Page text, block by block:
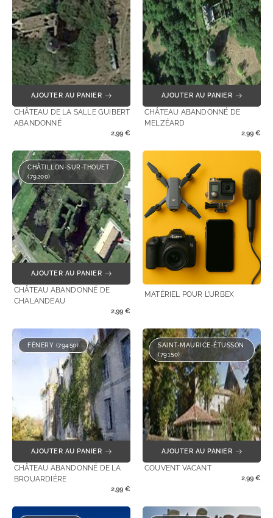
AJOUTER AU PANIER
CHÂTEAU DE LA SALLE GUIBERT
ABANDONNÉ
2,99 €
AJOUTER AU PANIER
CHÂTEAU ABANDONNÉ DE
MELZÉARD
2,99 €
CHÂTILLON-SUR-THOUET
(79200)
AJOUTER AU PANIER
CHÂTEAU ABANDONNÉ DE
CHALANDEAU
2,99 €
MATÉRIEL POUR L’URBEX
FÉNERY (79450)
AJOUTER AU PANIER
CHÂTEAU ABANDONNÉ DE LA
BROUARDIÈRE
2,99 €
SAINT-MAURICE-ÉTUSSON
(79150)
AJOUTER AU PANIER
COUVENT VACANT
2,99 €